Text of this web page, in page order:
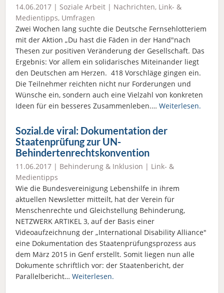
14.06.2017 | Soziale Arbeit | Nachrichten, Link- &
Medientipps, Umfragen
Zwei Wochen lang suchte die Deutsche Fernsehlotteriem
mit der Aktion „Du hast die Fäden in der Hand"nach
Thesen zur positiven Veränderung der Gesellschaft. Das
Ergebnis: Vor allem ein solidarisches Miteinander liegt
den Deutschen am Herzen. 418 Vorschläge gingen ein.
Die Teilnehmer reichten nicht nur Forderungen und
Wünsche ein, sondern auch eine Vielzahl von konkreten
Ideen für ein besseres Zusammenleben.… Weiterlesen.
Sozial.de viral: Dokumentation der
Staatenprüfung zur UN-
Behindertenrechtskonvention
11.06.2017 | Behinderung & Inklusion | Link- &
Medientipps
Wie die Bundesvereinigung Lebenshilfe in ihrem
aktuellen Newsletter mitteilt, hat der Verein für
Menschenrechte und Gleichstellung Behinderung,
NETZWERK ARTIKEL 3, auf der Basis einer
Videoaufzeichnung der „International Disability Alliance"
eine Dokumentation des Staatenprüfungsprozess aus
dem März 2015 in Genf erstellt. Somit liegen nun alle
Dokumente schriftlich vor: der Staatenbericht, der
Parallelbericht… Weiterlesen.